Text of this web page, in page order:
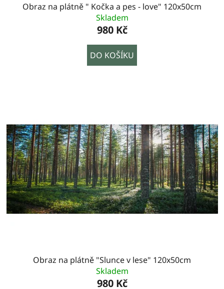
Obraz na plátně " Kočka a pes - love" 120x50cm
Skladem
980 Kč
DO KOŠÍKU
Obraz na plátně "Slunce v lese" 120x50cm
Skladem
980 Kč